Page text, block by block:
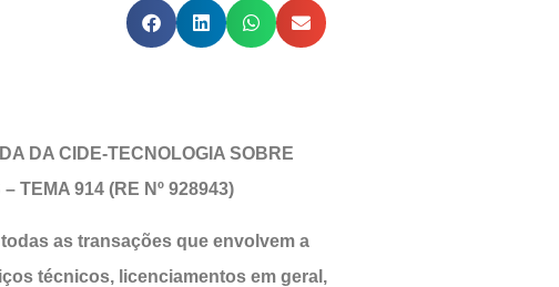
DA CIDE-TECNOLOGIA SOBRE
TEMA 914 (RE Nº 928943)
as transações que envolvem a
técnicos, licenciamentos em geral,